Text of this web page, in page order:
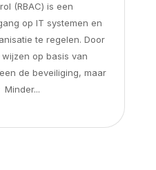
(RBAC) is een
op IT systemen en
te regelen. Door
op basis van
de beveiliging, maar